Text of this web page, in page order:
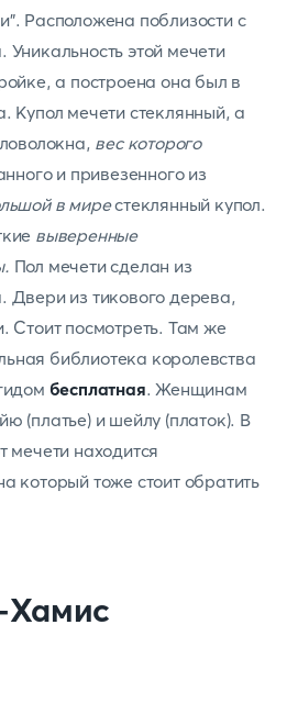
Расположена поблизости с
этой мечети
а построена она был в
Купол мечети стеклянный, а
вес которого
и привезенного из
в мирестеклянный купол.
выверенные
Пол мечети сделан из
Двери из тикового дерева,
Стоит посмотреть. Там же
библиотека королевства
бесплатная. Женщинам
(платье) и шейлу (платок). В
мечети находится
который тоже стоит обратить
Хамис